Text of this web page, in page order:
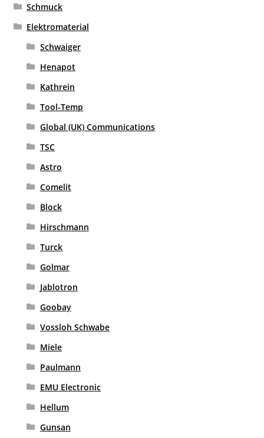
Schmuck
Elektromaterial
Schwaiger
Henapot
Kathrein
Tool-Temp
Global (UK) Communications
TSC
Astro
Comelit
Block
Hirschmann
Turck
Golmar
Jablotron
Goobay
Vossloh Schwabe
Miele
Paulmann
EMU Electronic
Hellum
Gunsan